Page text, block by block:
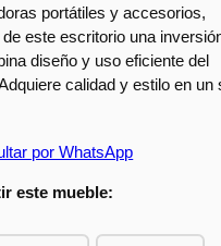
portátiles y accesorios,
de este escritorio una
diseño y uso eficiente del
calidad y estilo en un
por WhatsApp
este mueble: